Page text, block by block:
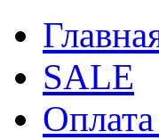
SALE